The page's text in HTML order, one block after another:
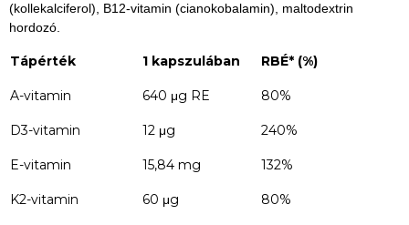
(kollekalciferol), B12-vitamin (cianokobalamin), maltodextrin
hordozó.
Tápérték 1 kapszulában RBÉ* (%)
A-vitamin 640 μg RE 80%
D3-vitamin 12 μg 240%
E-vitamin 15,84 mg 132%
K2-vitamin 60 μg 80%